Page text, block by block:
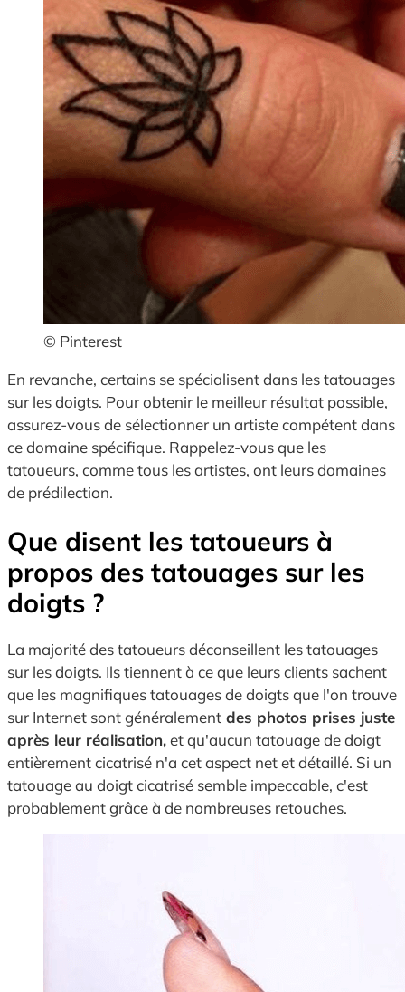
© Pinterest
En revanche, certains se spécialisent dans les tatouages
sur les doigts. Pour obtenir le meilleur résultat possible,
assurez-vous de sélectionner un artiste compétent dans
ce domaine spécifique. Rappelez-vous que les
tatoueurs, comme tous les artistes, ont leurs domaines
de prédilection.
Que disent les tatoueurs à
propos des tatouages sur les
doigts ?
La majorité des tatoueurs déconseillent les tatouages
sur les doigts. Ils tiennent à ce que leurs clients sachent
que les magnifiques tatouages de doigts que l'on trouve
sur Internet sont généralement des photos prises juste
après leur réalisation,et qu'aucun tatouage de doigt
entièrement cicatrisé n'a cet aspect net et détaillé. Si un
tatouage au doigt cicatrisé semble impeccable, c'est
probablement grâce à de nombreuses retouches.